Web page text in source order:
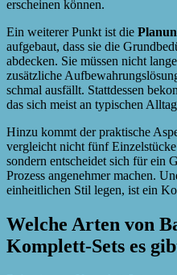
erscheinen können.
Ein weiterer Punkt ist die
aufgebaut, dass sie die
abdecken. Sie müssen nicht
zusätzliche
schmal ausfällt. Stattdessen
das sich meist an typischen
Hinzu kommt der praktische
vergleicht nicht fünf
sondern entscheidet sich für ein
Prozess angenehmer machen.
einheitlichen Stil legen, ist ein
Welche Arten von
Komplett-Sets es